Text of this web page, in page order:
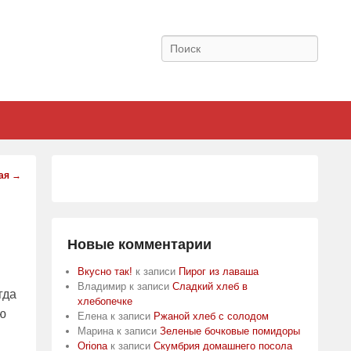
Поиск
→
Новые комментарии
Вкусно так! к записи Пирог из лаваша
Владимир к записи Сладкий хлеб в
хлебопечке
Елена к записи Ржаной хлеб с солодом
Марина к записи Зеленые бочковые помидоры
Orionaк записи Скумбрия домашнего посола